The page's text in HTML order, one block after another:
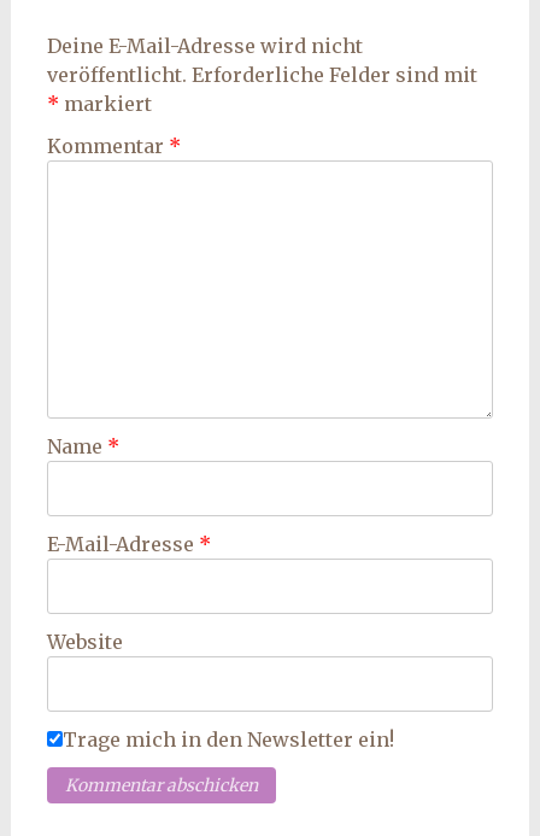
Deine E-Mail-Adresse wird nicht
veröffentlicht. Erforderliche Felder sind mit
* markiert
Kommentar *
Name *
E-Mail-Adresse *
Website
Trage mich in den Newsletter ein!